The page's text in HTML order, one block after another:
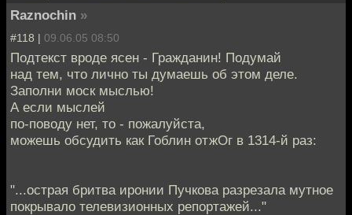
Raznochin »
#118 | 09.06.05 08:50
Подтекст вроде ясен - Гражданин! Подумай
над тем, что лично ты думаешь об этом деле.
Заполни моск мыслью!
А если мыслей
по-поводу нет, то - пожалуйста,
можешь обсудить как Гоблин отжОг в 1314-й раз:
"...острая бритва иронии Пучкова разрезала мутное
покрывало телевизионных репортажей..."